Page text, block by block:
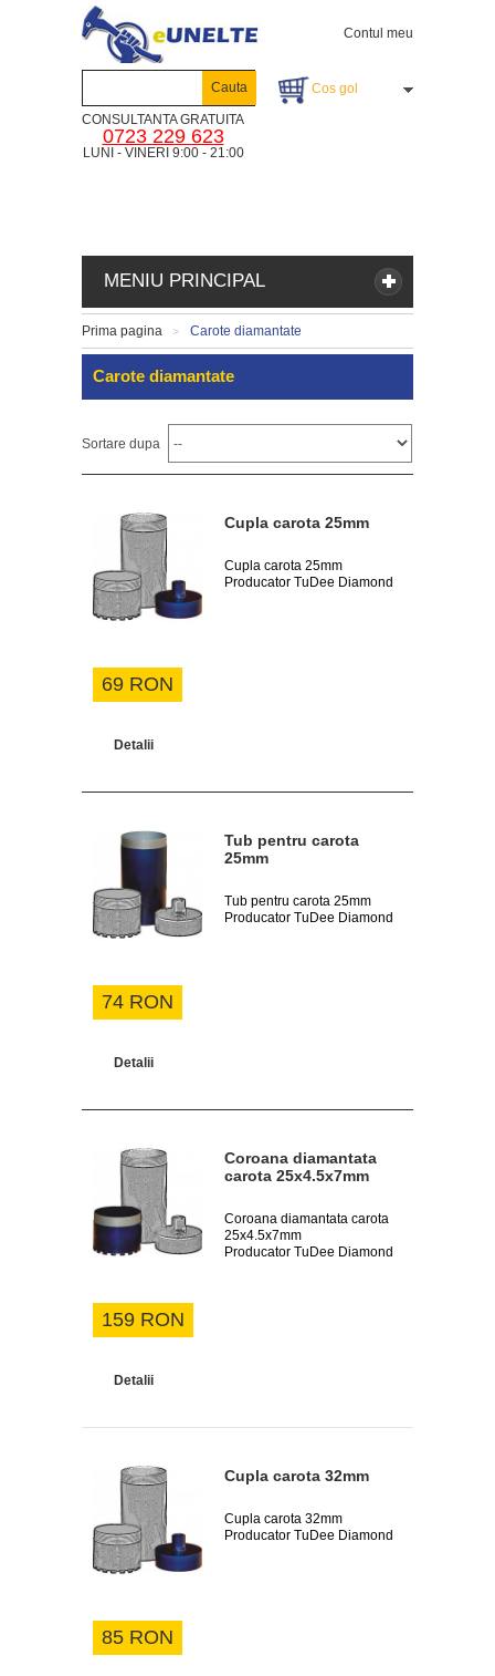
Contul meu
Cos gol
MENIU PRINCIPAL
CONSULTANTA GRATUITA
0723 229 623
LUNI - VINERI 9:00 - 21:00
Cauta
Prima pagina Carote diamantate
Carote diamantate
Sortare dupa
Cupla carota 25mm
Cupla carota 25mm
Producator TuDee Diamond
69 RON
Detalii
Tub pentru carota
25mm
Tub pentru carota 25mm
Producator TuDee Diamond
74 RON
Detalii
Coroana diamantata
carota 25x4.5x7mm
Coroana diamantata carota
25x4.5x7mm
Producator TuDee Diamond
159 RON
Detalii
Cupla carota 32mm
Cupla carota 32mm
Producator TuDee Diamond
85 RON